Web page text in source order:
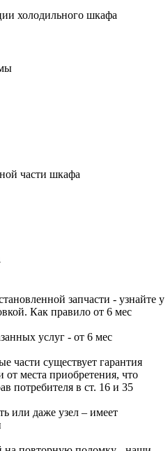
холодильного шкафа
части шкафа
запчасти - узнайте у
Как правило от 6 мес
услуг - от 6 мес
части существует гарантия
от места приобретения, что
потребителя в ст. 16 и 35
или даже узел – имеет